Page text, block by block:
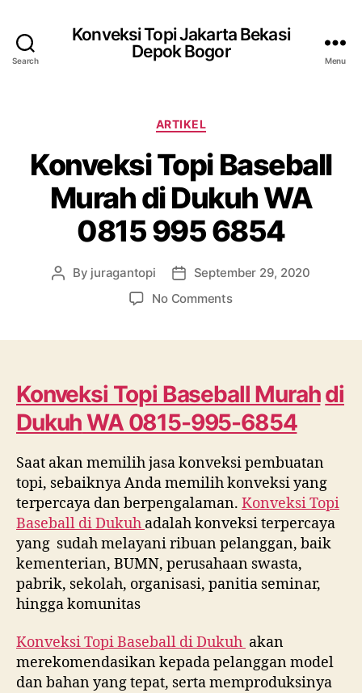
Search
Konveksi Topi Jakarta Bekasi
Depok Bogor
Menu
Categories
ARTIKEL
Konveksi Topi Baseball
Murah di Dukuh WA
0815 995 6854
Post
By juragantopi
Post
date
September 29, 2020
No Commentson
di
Dukuh
WA
995
6854
Konveksi Topi Baseball Murahdi
DukuhWA 0815-995-6854
Saat akan memilih jasa konveksi pembuatan
topi, sebaiknya Anda memilih konveksi yang
terpercaya dan berpengalaman. Konveksi Topi
Baseball diDukuh adalah konveksi terpercaya
yang sudah melayani ribuan pelanggan, baik
kementerian, BUMN, perusahaan swasta,
pabrik, sekolah, organisasi, panitia seminar,
hingga komunitas
Konveksi Topi Baseball diDukuh akan
merekomendasikan kepada pelanggan model
dan bahan yang tepat, serta memproduksinya